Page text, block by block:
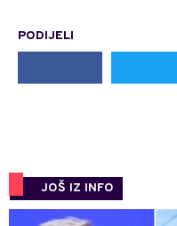
PODIJELI
JOŠ IZ INFO